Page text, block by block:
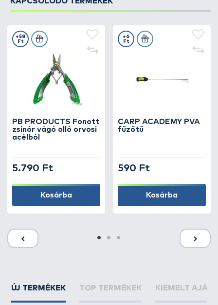
PB PRODUCTS Fonott
zsinór vágó olló orvosi
acélból
+58
Ft
5.790 Ft
Kosárba
CARP ACADEMY PVA
fűzőtű
+6
Ft
590 Ft
Kosárba
ÚJ TERMÉKEK TOP TERMÉKEK KIEMELT